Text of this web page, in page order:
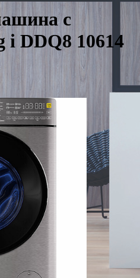
с
DDQ8 10614